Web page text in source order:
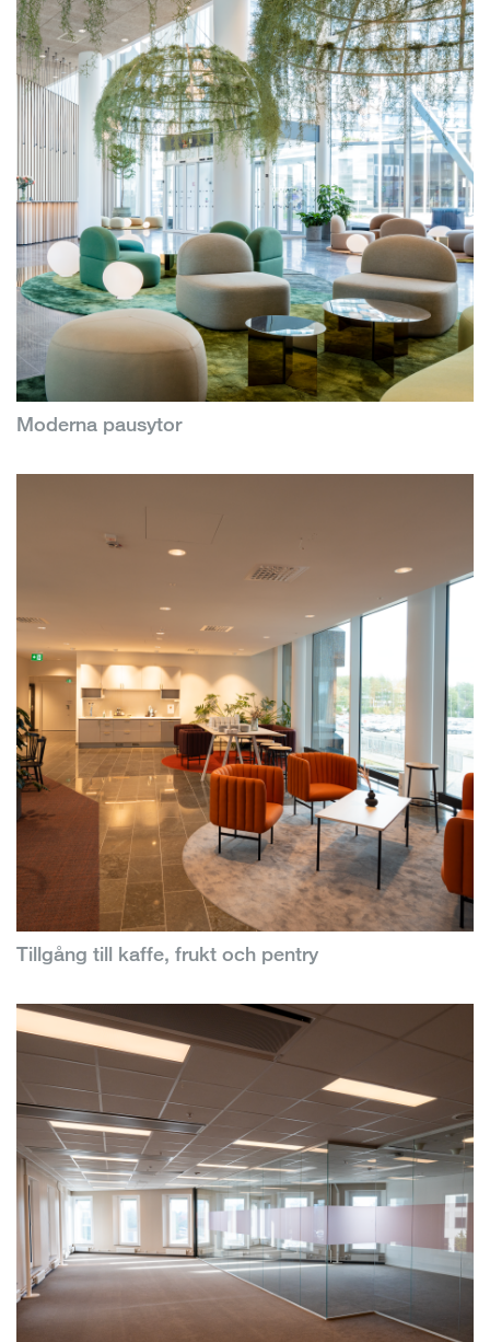
Moderna pausytor
Tillgång till kaffe, frukt och pentry